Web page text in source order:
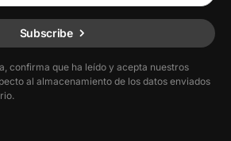
Subscribe
confirma que ha leído y acepta nuestros
al almacenamiento de los datos enviados